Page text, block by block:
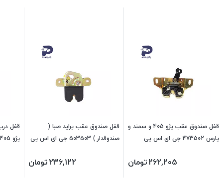
قفل صندوق عقب پژو 405 و سمند و
پارس 473502 جی ای اس پی
262,205تومان
قفل صندوق عقب پراید صبا (
صندوقدار ) 503503 جی ای اس پی
236,122تومان
قفل